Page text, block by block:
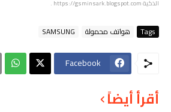
الذكيةhttps://gsminsark.blogspot.com
.
Tags هواتف محمولة SAMSUNG
Facebook
أقرأ أيضاً